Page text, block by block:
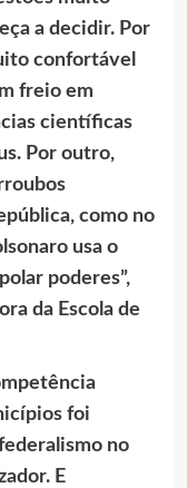
a decidir. Por
confortável
freio em
científicas
Por outro,
como no
usa o
poderes”,
da Escola de
foi
no
E